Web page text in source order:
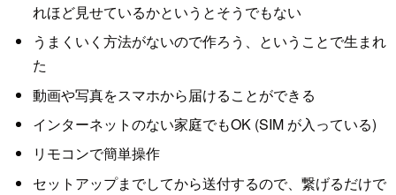
れほど見せているかというとそうでもない
うまくいく方法がないので作ろう、ということで生まれ
た
動画や写真をスマホから届けることができる
インターネットのない家庭でもOK (SIM が入っている)
リモコンで簡単操作
セットアップまでしてから送付するので、繋げるだけで